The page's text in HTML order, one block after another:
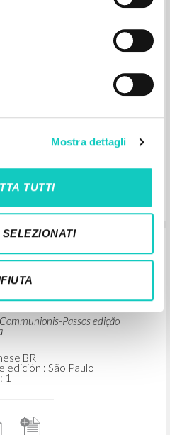
Mostra dettagli
TUTTI
edición : [s.l.]
nenhum problema
Luca Entrevista
Passos edição
BR
edición : São Paulo
1